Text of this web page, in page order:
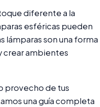
diferente a la
esféricas pueden
lámparas son una forma
crear ambientes
provecho de tus
una guía completa